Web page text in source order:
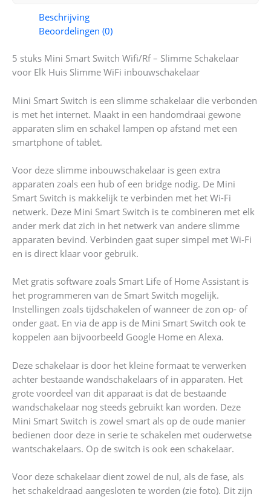
Beschrijving
Beoordelingen (0)
5 stuks Mini Smart Switch Wifi/Rf – Slimme Schakelaar
voor Elk Huis Slimme WiFi inbouwschakelaar
Mini Smart Switch is een slimme schakelaar die verbonden
is met het internet. Maakt in een handomdraai gewone
apparaten slim en schakel lampen op afstand met een
smartphone of tablet.
Voor deze slimme inbouwschakelaar is geen extra
apparaten zoals een hub of een bridge nodig. De Mini
Smart Switch is makkelijk te verbinden met het Wi-Fi
netwerk. Deze Mini Smart Switch is te combineren met elk
ander merk dat zich in het netwerk van andere slimme
apparaten bevind. Verbinden gaat super simpel met Wi-Fi
en is direct klaar voor gebruik.
Met gratis software zoals Smart Life of Home Assistant is
het programmeren van de Smart Switch mogelijk.
Instellingen zoals tijdschakelen of wanneer de zon op- of
onder gaat. En via de app is de Mini Smart Switch ook te
koppelen aan bijvoorbeeld Google Home en Alexa.
Deze schakelaar is door het kleine formaat te verwerken
achter bestaande wandschakelaars of in apparaten. Het
grote voordeel van dit apparaat is dat de bestaande
wandschakelaar nog steeds gebruikt kan worden. Deze
Mini Smart Switch is zowel smart als op de oude manier
bedienen door deze in serie te schakelen met ouderwetse
wantschakelaars. Op de switch is ook een schakelaar.
Voor deze schakelaar dient zowel de nul, als de fase, als
het schakeldraad aangesloten te worden (zie foto). Dit zijn